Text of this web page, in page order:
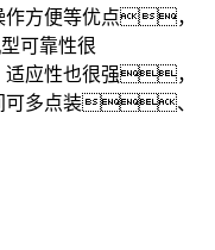
方便等优点，
可靠性很
应性也很强，
可多点装、